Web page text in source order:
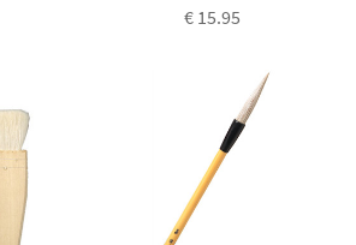
€ 15.95